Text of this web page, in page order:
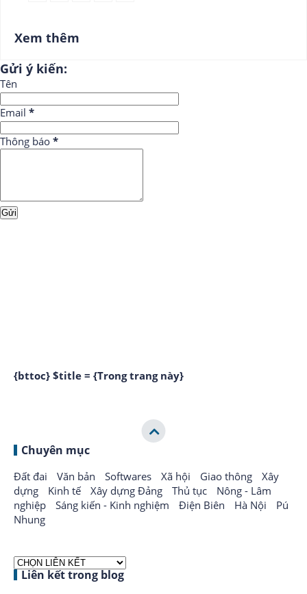
Xem thêm
Gửi ý kiến:
Tên
Email *
Thông báo *
{bttoc} $title = {Trong trang này}
Chuyên mục
Đất đai Văn bản Softwares Xã hội Giao thông
Xây
dựng
Kinh tế Xây dựng Đảng Thủ tục
Nông - Lâm
nghiệp
Sáng kiến - Kinh nghiệm Điện Biên Hà Nội
Pú
Nhung
Liên kết trong blog